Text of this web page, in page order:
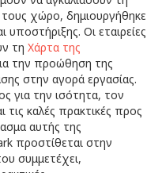
χώρο, δημιουργήθηκε
Οι εταιρείες
τη Χάρτα της
την προώθηση της
στην αγορά εργασίας.
για την ισότητα, τον
τις καλές πρακτικές προς
αυτής της
προστίθεται στην
συμμετέχει,